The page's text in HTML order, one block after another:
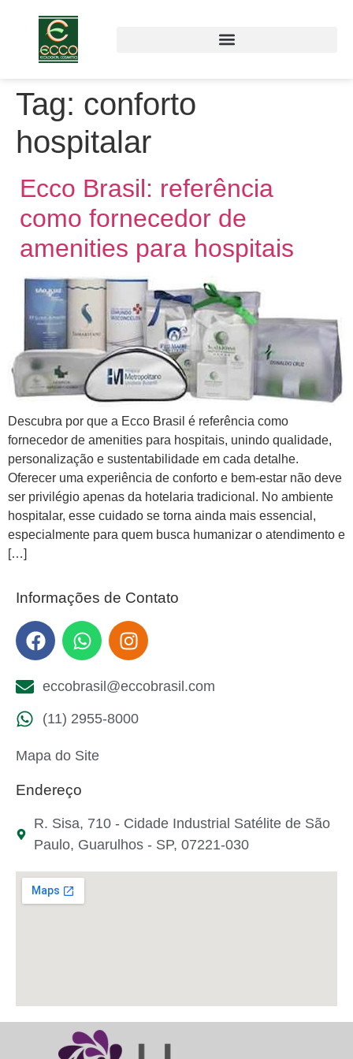
Tag: conforto
hospitalar
Ecco Brasil: referência
como fornecedor de
amenities para hospitais
Descubra por que a Ecco Brasil é referência como
fornecedor de amenities para hospitais, unindo qualidade,
personalização e sustentabilidade em cada detalhe.
Oferecer uma experiência de conforto e bem-estar não deve
ser privilégio apenas da hotelaria tradicional. No ambiente
hospitalar, esse cuidado se torna ainda mais essencial,
especialmente para quem busca humanizar o atendimento e
[…]
Informações de Contato
eccobrasil@eccobrasil.com
(11) 2955-8000
Mapa do Site
Endereço
R. Sisa, 710 - Cidade Industrial Satélite de São
Paulo, Guarulhos - SP, 07221-030